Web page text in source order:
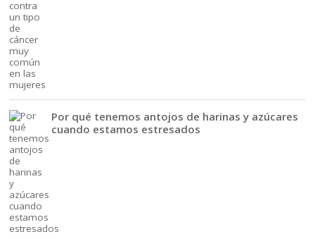
Por qué tenemos antojos de harinas y azúcares
cuando estamos estresados